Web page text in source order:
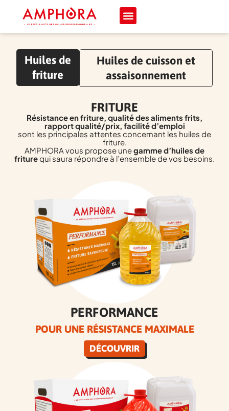
Huiles de
friture
Huiles de cuisson et
assaisonnement
FRITURE
Résistance en friture, qualité des aliments frits,
rapport qualité/prix, facilité d’emploi
sont les principales attentes concernant les huiles de
friture.
AMPHORA vous propose unegamme d’huiles de
friturequi saura répondre à l’ensemble de vos besoins.
PERFORMANCE
POUR UNE RÉSISTANCE MAXIMALE
DÉCOUVRIR